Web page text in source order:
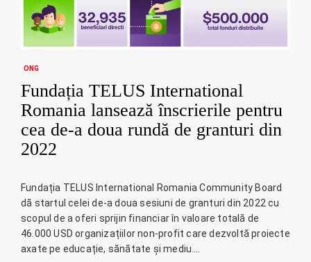
ONG
Fundația TELUS International
Romania lansează înscrierile pentru
cea de-a doua rundă de granturi din
2022
Fundația TELUS International Romania Community Board
dă startul celei de-a doua sesiuni de granturi din 2022 cu
scopul de a oferi sprijin financiar în valoare totală de
46.000 USD organizațiilor non-profit care dezvoltă proiecte
axate pe educație, sănătate și mediu.…